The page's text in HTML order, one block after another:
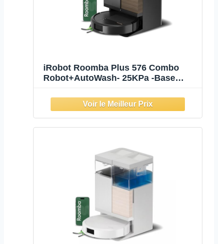
iRobot Roomba Plus 576 Combo
Robot+AutoWash- 25KPa -Base
séchage des lingettes à 45°C -
LiDAR Clearview+Caméra - 3 mois
d'autovidage - Accessoires
supplémentaires- Noir